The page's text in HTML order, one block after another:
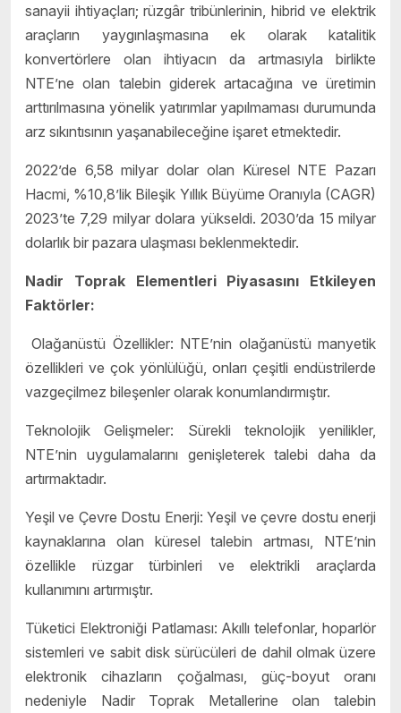
sanayii ihtiyaçları; rüzgâr tribünlerinin, hibrid ve elektrik
araçların yaygınlaşmasına ek olarak katalitik
konvertörlere olan ihtiyacın da artmasıyla birlikte
NTE’ne olan talebin giderek artacağına ve üretimin
arttırılmasına yönelik yatırımlar yapılmaması durumunda
arz sıkıntısının yaşanabileceğine işaret etmektedir.
2022’de 6,58 milyar dolar olan Küresel NTE Pazarı
Hacmi, %10,8’lik Bileşik Yıllık Büyüme Oranıyla (CAGR)
2023’te 7,29 milyar dolara yükseldi. 2030’da 15 milyar
dolarlık bir pazara ulaşması beklenmektedir.
Nadir Toprak Elementleri Piyasasını Etkileyen
Faktörler:
Olağanüstü Özellikler: NTE’nin olağanüstü manyetik
özellikleri ve çok yönlülüğü, onları çeşitli endüstrilerde
vazgeçilmez bileşenler olarak konumlandırmıştır.
Teknolojik Gelişmeler: Sürekli teknolojik yenilikler,
NTE’nin uygulamalarını genişleterek talebi daha da
artırmaktadır.
Yeşil ve Çevre Dostu Enerji: Yeşil ve çevre dostu enerji
kaynaklarına olan küresel talebin artması, NTE’nin
özellikle rüzgar türbinleri ve elektrikli araçlarda
kullanımını artırmıştır.
Tüketici Elektroniği Patlaması: Akıllı telefonlar, hoparlör
sistemleri ve sabit disk sürücüleri de dahil olmak üzere
elektronik cihazların çoğalması, güç-boyut oranı
nedeniyle Nadir Toprak Metallerine olan talebin